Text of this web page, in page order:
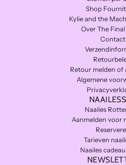
Shop
Kylie and the
Over The
Contact
Retour melden of
Algemene
Naailes
Aanmelden voor
Tarieven
Naailes